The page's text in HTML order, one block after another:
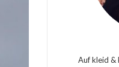
Auf kleid &